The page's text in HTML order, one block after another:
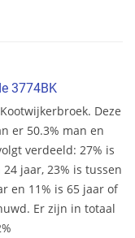
3774BK
Deze
er 50.3% man en
verdeeld: 27% is
jaar, 23% is tussen
en 11% is 65 jaar of
Er zijn in totaal